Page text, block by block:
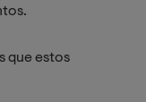
que estos